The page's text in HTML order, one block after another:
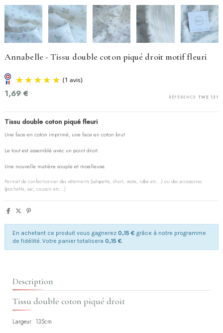
Annabelle - Tissu double coton piqué droit motif fleuri
(1 avis)
RÉFÉRENCE TWE.131
1,69 €
Tissu double coton piqué fleuri
Une face en coton imprimé, une face en coton brut
Le tout est assemblé avec un point droit.
Une nouvelle matière souple et moelleuse.
Permet de confectionner des vêtements (salopette, short, veste, robe etc...) ou des accessoires
(pochette, sac, coussin etc...)
En achetant ce produit vous gagnerez 0,15 € grâce à notre programme
de fidélité. Votre panier totalisera 0,15 €.
Description
Tissu double coton piqué droit
Largeur: 135cm